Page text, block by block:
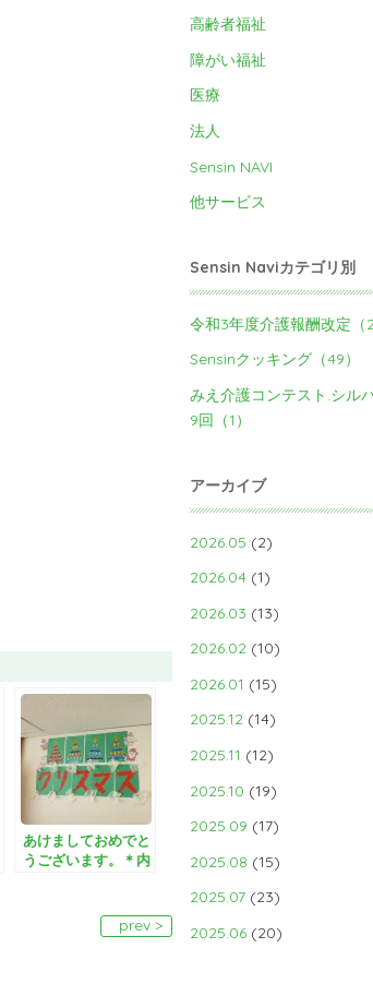
あけましておめでと
うございます。＊内
prev >
高齢者福祉
障がい福祉
医療
法人
Sensin NAVI
他サービス
Sensin Naviカテゴリ別
令和3年度介護報酬改定（
Sensinクッキング（49）
みえ介護コンテスト.シル
9回（1）
アーカイブ
2026.05 (2)
2026.04(1)
2026.03 (13)
2026.02(10)
2026.01 (15)
2025.12(14)
2025.11 (12)
2025.10 (19)
2025.09 (17)
2025.08 (15)
2025.07(23)
2025.06(20)